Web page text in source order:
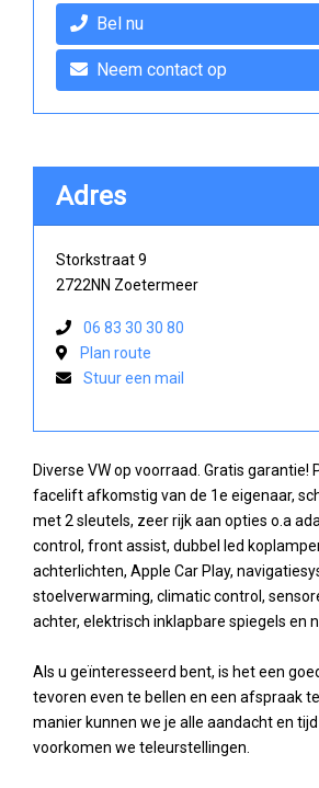
Diverse VW op voorraad. Gratis garantie!
facelift afkomstig van de 1e eigenaar,
met 2 sleutels, zeer rijk aan opties o.a
control, front assist, dubbel led
achterlichten, Apple Car Play,
stoelverwarming, climatic control,
achter, elektrisch inklapbare spiegels en
Als u geïnteresseerd bent, is het een
tevoren even te bellen en een afspraak
manier kunnen we je alle aandacht en
voorkomen we teleurstellingen.
Bel nu
Neem contact op
Adres
Storkstraat 9
2722NN Zoetermeer
06 83 30 30 80
Plan route
Stuur een mail